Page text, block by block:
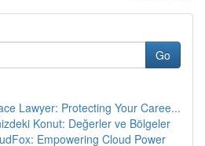
Go
Lawyer: Protecting Your Caree...
Konut: Değerler ve Bölgeler
Empowering Cloud Power